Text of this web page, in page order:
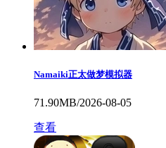
Namaiki正太做梦模拟器
71.90MB/2026-08-05
查看